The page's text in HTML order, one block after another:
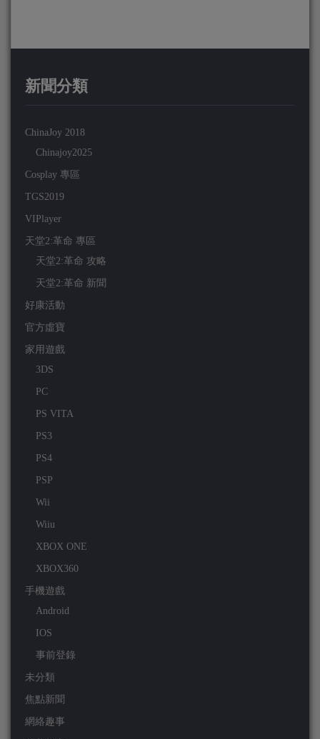
新聞分類
ChinaJoy 2018
Chinajoy2025
Cosplay 專區
TGS2019
VIPlayer
天堂2:革命 專區
天堂2:革命 攻略
天堂2:革命 新聞
好康活動
官方虛寶
家用遊戲
3DS
PC
PS VITA
PS3
PS4
PSP
Wii
Wiiu
XBOX ONE
XBOX360
手機遊戲
Android
IOS
事前登錄
未分類
焦點新聞
網絡趣事